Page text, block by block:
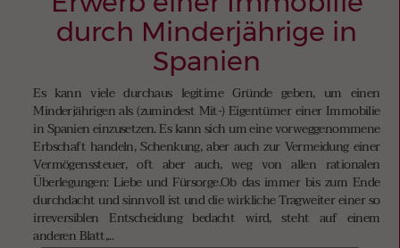
durch Minderjährige in
Spanien
Es kann viele durchaus legitime Gründe geben, um einen
Minderjährigen als (zumindest Mit-) Eigentümer einer Immobilie
in Spanien einzusetzen. Es kann sich um eine vorweggenommene
Erbschaft handeln, Schenkung, aber auch zur Vermeidung einer
Vermögenssteuer, oft aber auch, weg von allen rationalen
Überlegungen: Liebe und Fürsorge.Ob das immer bis zum Ende
durchdacht und sinnvoll ist und die wirkliche Tragweiter einer so
irreversiblen Entscheidung bedacht wird, steht auf einem
anderen Blatt,...